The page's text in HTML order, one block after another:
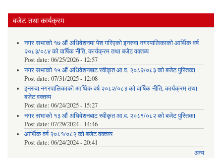
बजेट तथा कार्यक्रम
नगर सभाको १७ औं अधिवेशनमा पेश गरिएको इनरुवा नगरपालिकाको आर्थिक वर्ष
२०८३/०८४ को वार्षिक नीति, कार्यक्रम तथा बजेट वक्तव्य
Post date: 06/25/2026 - 12:57
नगर सभाको १५ औं अधिवेशनबाट स्वीकृत आ.व. २०८२/०८३ को बजेट पुस्तिका
Post date: 07/31/2025 - 12:08
इनरुवा नगरपालिकाको आर्थिक वर्ष २०८२/०८३ को वार्षिक नीति, कार्यक्रम तथा
बजेट वक्तव्य
Post date: 06/24/2025 - 15:27
नगर सभाको १३ औं अधिवेशनबाट स्वीकृत आ.व. २०८१/०८२ को बजेट पुस्तिका
Post date: 07/29/2024 - 14:46
आर्थिक वर्ष २०८१/०८२ को बजेट वक्तव्य
Post date: 06/24/2024 - 20:41
अन्य